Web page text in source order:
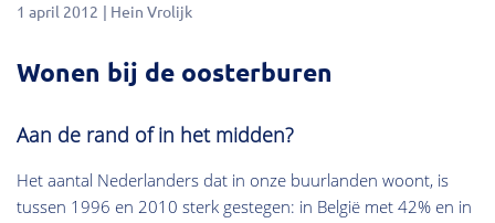
1 april 2012 Hein Vrolijk
Wonen bij de oosterburen
Aan de rand of in het midden?
Het aantal Nederlanders dat in onze buurlanden woont, is
tussen 1996 en 2010 sterk gestegen: in België met 42% en in